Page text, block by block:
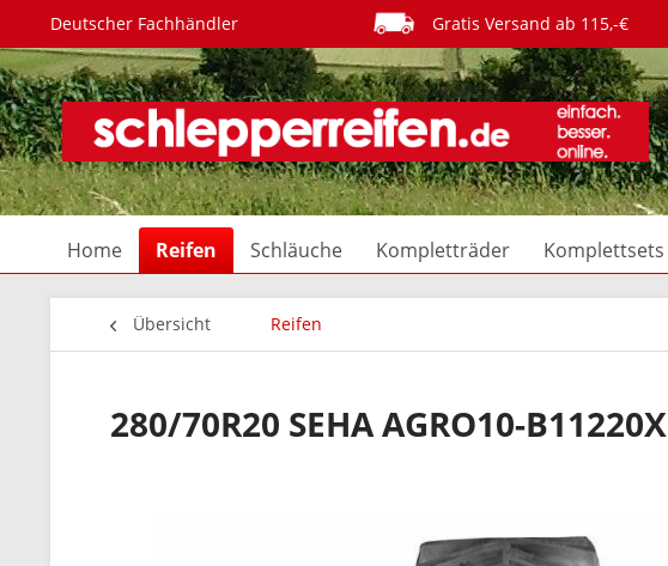
Deutscher Fachhändler Gratis Versand ab 115,-€
Home Reifen Schläuche Kompletträder Komplettsets
Übersicht Reifen
280/70R20 SEHA AGRO10-B11220X